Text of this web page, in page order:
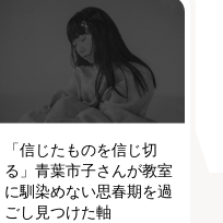
「信じたものを信じ切
る」青葉市子さんが教室
に馴染めない思春期を過
ごし見つけた軸